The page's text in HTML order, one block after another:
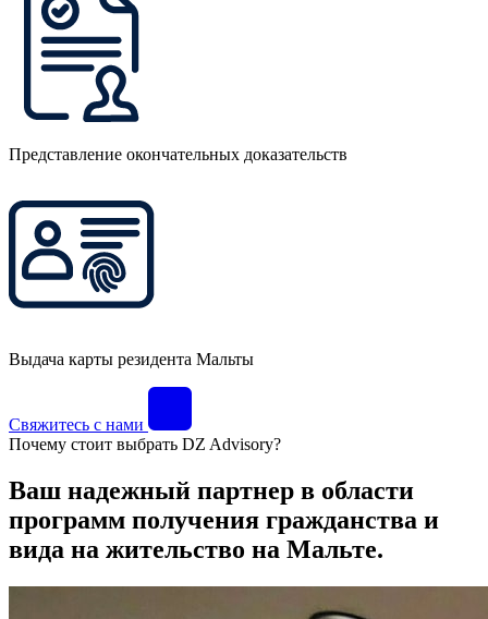
Представление окончательных доказательств
Выдача карты резидента Мальты
Свяжитесь с нами
Почему стоит выбрать DZ Advisory?
Ваш надежный партнер в области
программ получения гражданства и
вида на жительство на Мальте.